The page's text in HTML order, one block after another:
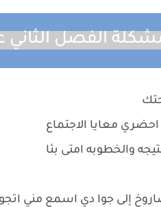
الفصل
معايا الاجتماع
والخطوبه امتى بئا
إلى جوا دي اسمع مني